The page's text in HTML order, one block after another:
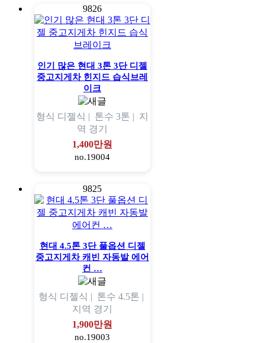
9826
인기 많은 현대 3톤 3단 디젤
중고지게차 힌지드 습식브레
이크
형식 디젤식 | 톤수 3톤 | 지
역 경기
1,400만원
no.19004
9825
현대 4.5톤 3단 풀옵션 디젤
중고지게차 캐빈 자동발 에어
컨 …
형식 디젤식 | 톤수 4.5톤 |
지역 경기
1,900만원
no.19003